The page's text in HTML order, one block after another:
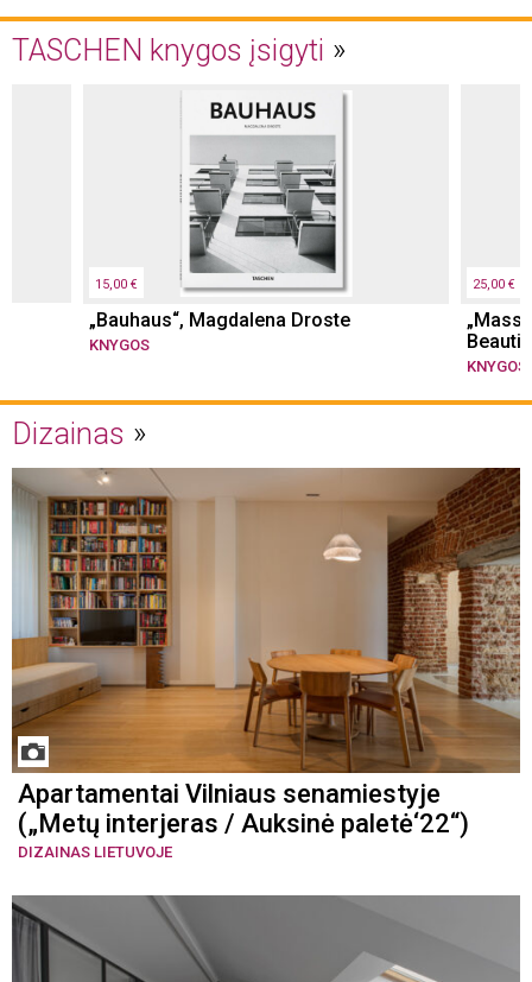
TASCHEN knygos įsigyti
15,00 €
„Bauhaus“, Magdalena Droste
KNYGOS
25,00 €
KNYGOS
Dizainas
Apartamentai Vilniaus senamiestyje
(„Metų interjeras / Auksinė paletė‘22“)
DIZAINAS LIETUVOJE